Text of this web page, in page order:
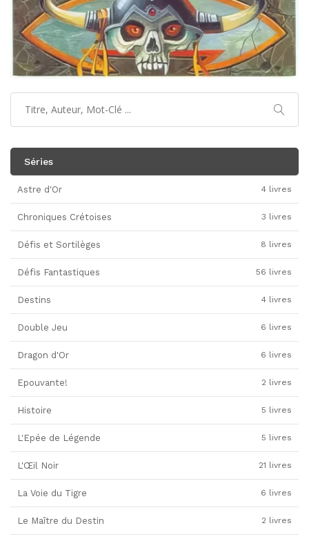
Séries
Astre d'Or 4 livres
Chroniques Crétoises 3 livres
Défis et Sortilèges 8 livres
Défis Fantastiques 56 livres
Destins 4 livres
Double Jeu 6 livres
Dragon d'Or 6 livres
Epouvante! 2 livres
Histoire 5 livres
L'Epée de Légende 5 livres
L'Œil Noir 21 livres
La Voie du Tigre 6 livres
Le Maître du Destin 2 livres